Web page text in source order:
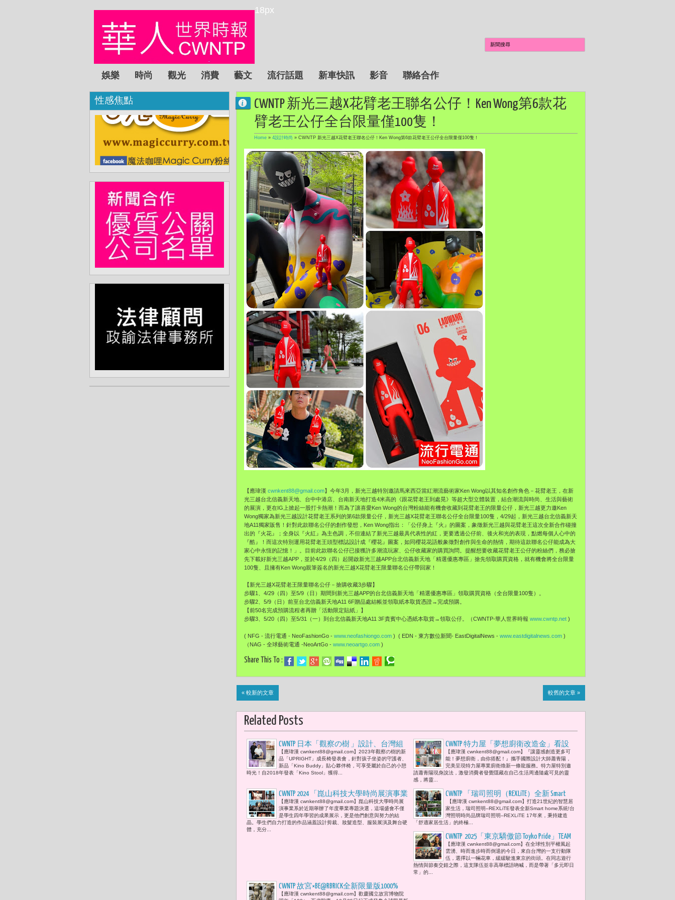
18px
娛樂 時尚 觀光 消費 藝文 流行話題 新車快訊 影音 聯絡合作
CWNTP 新光三越X花臂老王聯名公仔！Ken Wong第6款花
臂老王公仔全台限量僅100隻！
Home » 4設計時尚 » CWNTP 新光三越X花臂老王聯名公仔！Ken Wong第6款花臂老王公仔全台限量僅100隻！
【應瑋漢 cwnkent88@gmail.com】今年3月， 新光三越特別邀請馬來西亞當紅潮流藝術家Ken Wong以其知名創作角色－花臂老王， 在新
光三越台北信義新天地、台中中港店、 台南新天地打造4米高的《跟花臂老王到處晃》等超大型立體裝置， 結合潮流與時尚、生活與藝術
的展演， 更在IG上掀起一股打卡熱潮！而為了讓喜愛Ken Wong的台灣粉絲能有機會收藏到花臂老王的限量公仔， 新光三越更力邀Ken
Wong獨家為新光三越設計花臂老王系列的第6款限量公仔， 新光三越X花臂老王聯名公仔全台限量100隻，4/29起， 新光三越台北信義新天
地A11獨家販售！ 針對此款聯名公仔的創作發想，Ken Wong指出：「公仔身上『火』的圖案， 象徵新光三越與花臂老王這次全新合作碰撞
出的『火花』；全身以『火紅』為主色調，不但連結了新光三越最具代表性的紅， 更要透過公仔前、後火和光的表現，點燃每個人心中的
『酷』！ 而這次特別運用花臂老王頭型標誌設計成『櫻花』圖案， 如同櫻花花語般象徵對創作與生命的熱情， 期待這款聯名公仔能成為大
家心中永恆的記憶！」。 目前此款聯名公仔已接獲許多潮流玩家、公仔收藏家的購買詢問。 提醒想要收藏花臂老王公仔的粉絲們， 務必搶
先下載好新光三越APP，並於4/29（四） 起開啟新光三越APP台北信義新天地「精選優惠專區」 搶先領取購買資格，就有機會將全台限量
100隻、且擁有Ken Wong親筆簽名的新光三越X花臂老王限量聯名公仔帶回家！
【新光三越X花臂老王限量聯名公仔－搶購收藏3步驟】
步驟1、4/29（四）至5/9（日） 期間到新光三越APP的台北信義新天地「精選優惠專區」 領取購買資格（全台限量100隻）。
步驟2、5/9（日）前至台北信義新天地A11 6F贈品處結帳並領取紙本取貨憑證→完成預購。
【前50名完成預購流程者再贈「活動限定貼紙」】
步驟3、5/20（四）至5/31（一）到台北信義新天地A11 3F貴賓中心憑紙本取貨→領取公仔。（CWNTP-華人世界時報 www.cwntp.net )
( NFG - 流行電通 - NeoFashionGo - www.neofashiongo.com ) ( EDN - 東方數位新聞- EastDigitalNews - www.eastdigitalnews.com )
（NAG - 全球藝術電通 -NeoArtGo - www.neoartgo.com )
Share This To :
« 較新的文章 較舊的文章 »
Related Posts
CWNTP 日本「觀察の樹 」設計、台灣組
裝成「UPRIGHT」長椅 —守護兒童成長的
姿勢
【應瑋漢 cwnkent88@gmail.com】2023年觀察の樹的新
品「UPRIGHT」成長椅發表會，針對孩子坐姿的守護者、
新品「Kino Buddy」貼心夥伴椅，可享受屬於自己的小憩
時光！自2018年發表「Kino Stool」獲得...
CWNTP 特力屋「夢想廚衛改造金」看設
計大師蕭青陽將生活靈感轉念夢想廚衛
裝潢新設計
【應瑋漢 cwnkent88@gmail.com】『讓靈感創造更多可
能！夢想廚衛，由你搭配！』攜手國際設計大師蕭青陽，
完美呈現特力屋專業廚衛煥新一條龍服務。特力屋特別邀
請蕭青陽現身說法，激發消費者發覺隱藏在自己生活周邊隨處可見的靈
感，將靈...
CWNTP 2024 「崑山科技大學時尚展演事業
系」畢業決選 王聖芬力邀好友竇騰璜、
李東元、林韋君、林右剛、潘奕丞共同
評審「冥日」作品榮獲第一名（組員曾
【應瑋漢 cwnkent88@gmail.com】崑山科技大學時尚展
演事業系於近期舉辦了年度畢業專題決選，這場盛會不僅
是學生四年學習的成果展示，更是他們創意與努力的結
晶。學生們自力打造的作品涵蓋設計剪裁、妝髮造型、服裝展演及舞台硬
體，充分...
CWNTP 「瑞司照明（REXLiTE）全新 Smart
home 系統」導入去中心化技術 打造21世
紀的智慧居家生活
【應瑋漢 cwnkent88@gmail.com】打造21世紀的智慧居
家生活，瑞司照明–REXLiTE發表全新Smart home系統!台
灣照明時尚品牌瑞司照明–REXLiTE 17年來，秉持建造
「舒適家居生活」的終極...
CWNTP 2025「東京驕傲節 Toyko Pride」TEAM
TAIWAN挺台灣花車加入陣容 汪俐伶
（WANGLILING）打造閃光會折射彩虹光芒
的驚喜造型
【應瑋漢 cwnkent88@gmail.com】在全球性別平權風起
雲湧、時而進步時而倒退的今日，來自台灣的一支行動隊
伍，選擇以一輛花車，緩緩駛進東京的街頭。在同志遊行
熱情與節奏交錯之際，這支隊伍並非高舉標語吶喊，而是帶著「多元即日
常」的...
CWNTP 故宮×BE@RBRICK全新限量版1000%
《清明上河圖》聯名款庫柏力克熊 10/25
【應瑋漢 cwnkent88@gmail.com】歡慶國立故宮博物院
性感焦點